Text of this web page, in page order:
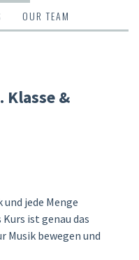
OUR TEAM
Klasse &
jede Menge
ist genau das
Musik bewegen und